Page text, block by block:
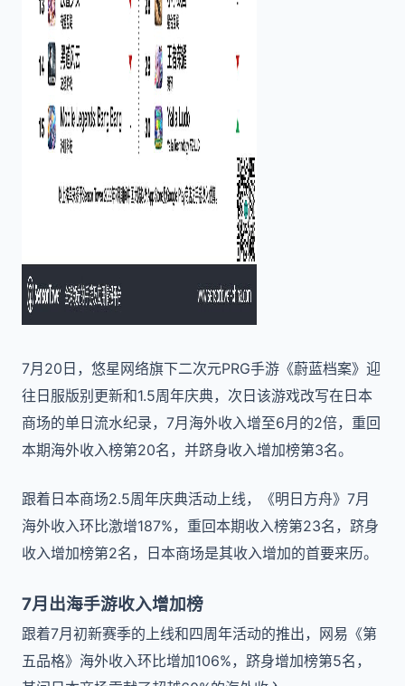
7月20日，悠星网络旗下二次元PRG手游《蔚蓝档案》迎
往日服版别更新和1.5周年庆典，次日该游戏改写在日本
商场的单日流水纪录，7月海外收入增至6月的2倍，重回
本期海外收入榜第20名，并跻身收入增加榜第3名。
跟着日本商场2.5周年庆典活动上线，《明日方舟》7月
海外收入环比激增187%，重回本期收入榜第23名，跻身
收入增加榜第2名，日本商场是其收入增加的首要来历。
7月出海手游收入增加榜
跟着7月初新赛季的上线和四周年活动的推出，网易《第
五品格》海外收入环比增加106%，跻身增加榜第5名，